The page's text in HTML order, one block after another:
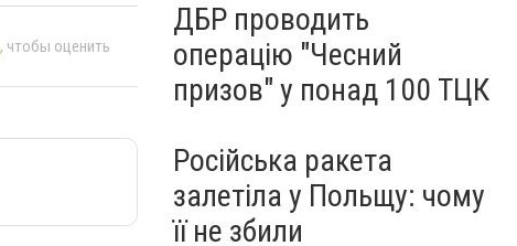
, чтобы оценить
ДБР проводить
операцію "Чесний
призов" у понад 100 ТЦК
Російська ракета
залетіла у Польщу: чому
її не збили